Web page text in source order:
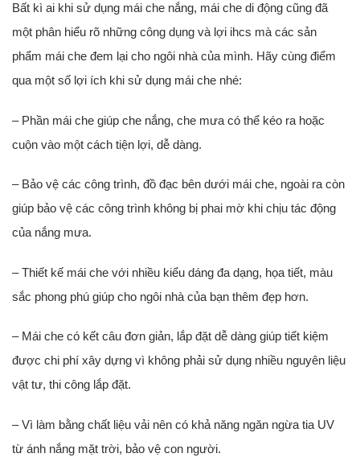
Bất kì ai khi sử dụng mái che nắng, mái che di động cũng đã
một phân hiểu rõ những công dụng và lợi ihcs mà các sản
phẩm mái che đem lại cho ngôi nhà của mình. Hãy cùng điểm
qua một số lợi ích khi sử dụng mái che nhé:
– Phần mái che giúp che nắng, che mưa có thể kéo ra hoặc
cuộn vào một cách tiện lợi, dễ dàng.
– Bảo vệ các công trình, đồ đạc bên dưới mái che, ngoài ra còn
giúp bảo vệ các công trình không bị phai mờ khi chịu tác động
của nắng mưa.
– Thiết kế mái che với nhiều kiểu dáng đa dạng, họa tiết, màu
sắc phong phú giúp cho ngôi nhà của bạn thêm đẹp hơn.
– Mái che có kết câu đơn giản, lắp đặt dễ dàng giúp tiết kiệm
được chi phí xây dựng vì không phải sử dụng nhiều nguyên liệu
vật tư, thi công lắp đặt.
– Vì làm bằng chất liệu vải nên có khả năng ngăn ngừa tia UV
từ ánh nắng mặt trời, bảo vệ con người.